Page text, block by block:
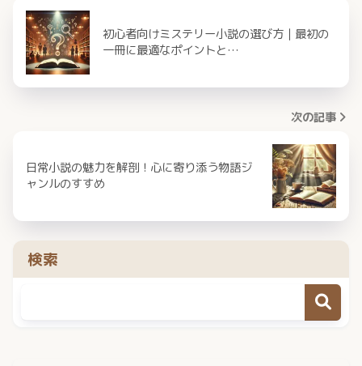
初心者向けミステリー小説の選び方｜最初の
一冊に最適なポイントと…
次の記事
日常小説の魅力を解剖！心に寄り添う物語ジ
ャンルのすすめ
検索